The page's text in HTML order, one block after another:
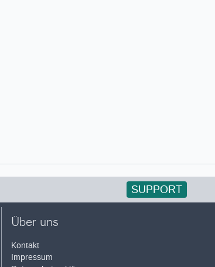
SUPPORT
Über uns
Kontakt
Impressum